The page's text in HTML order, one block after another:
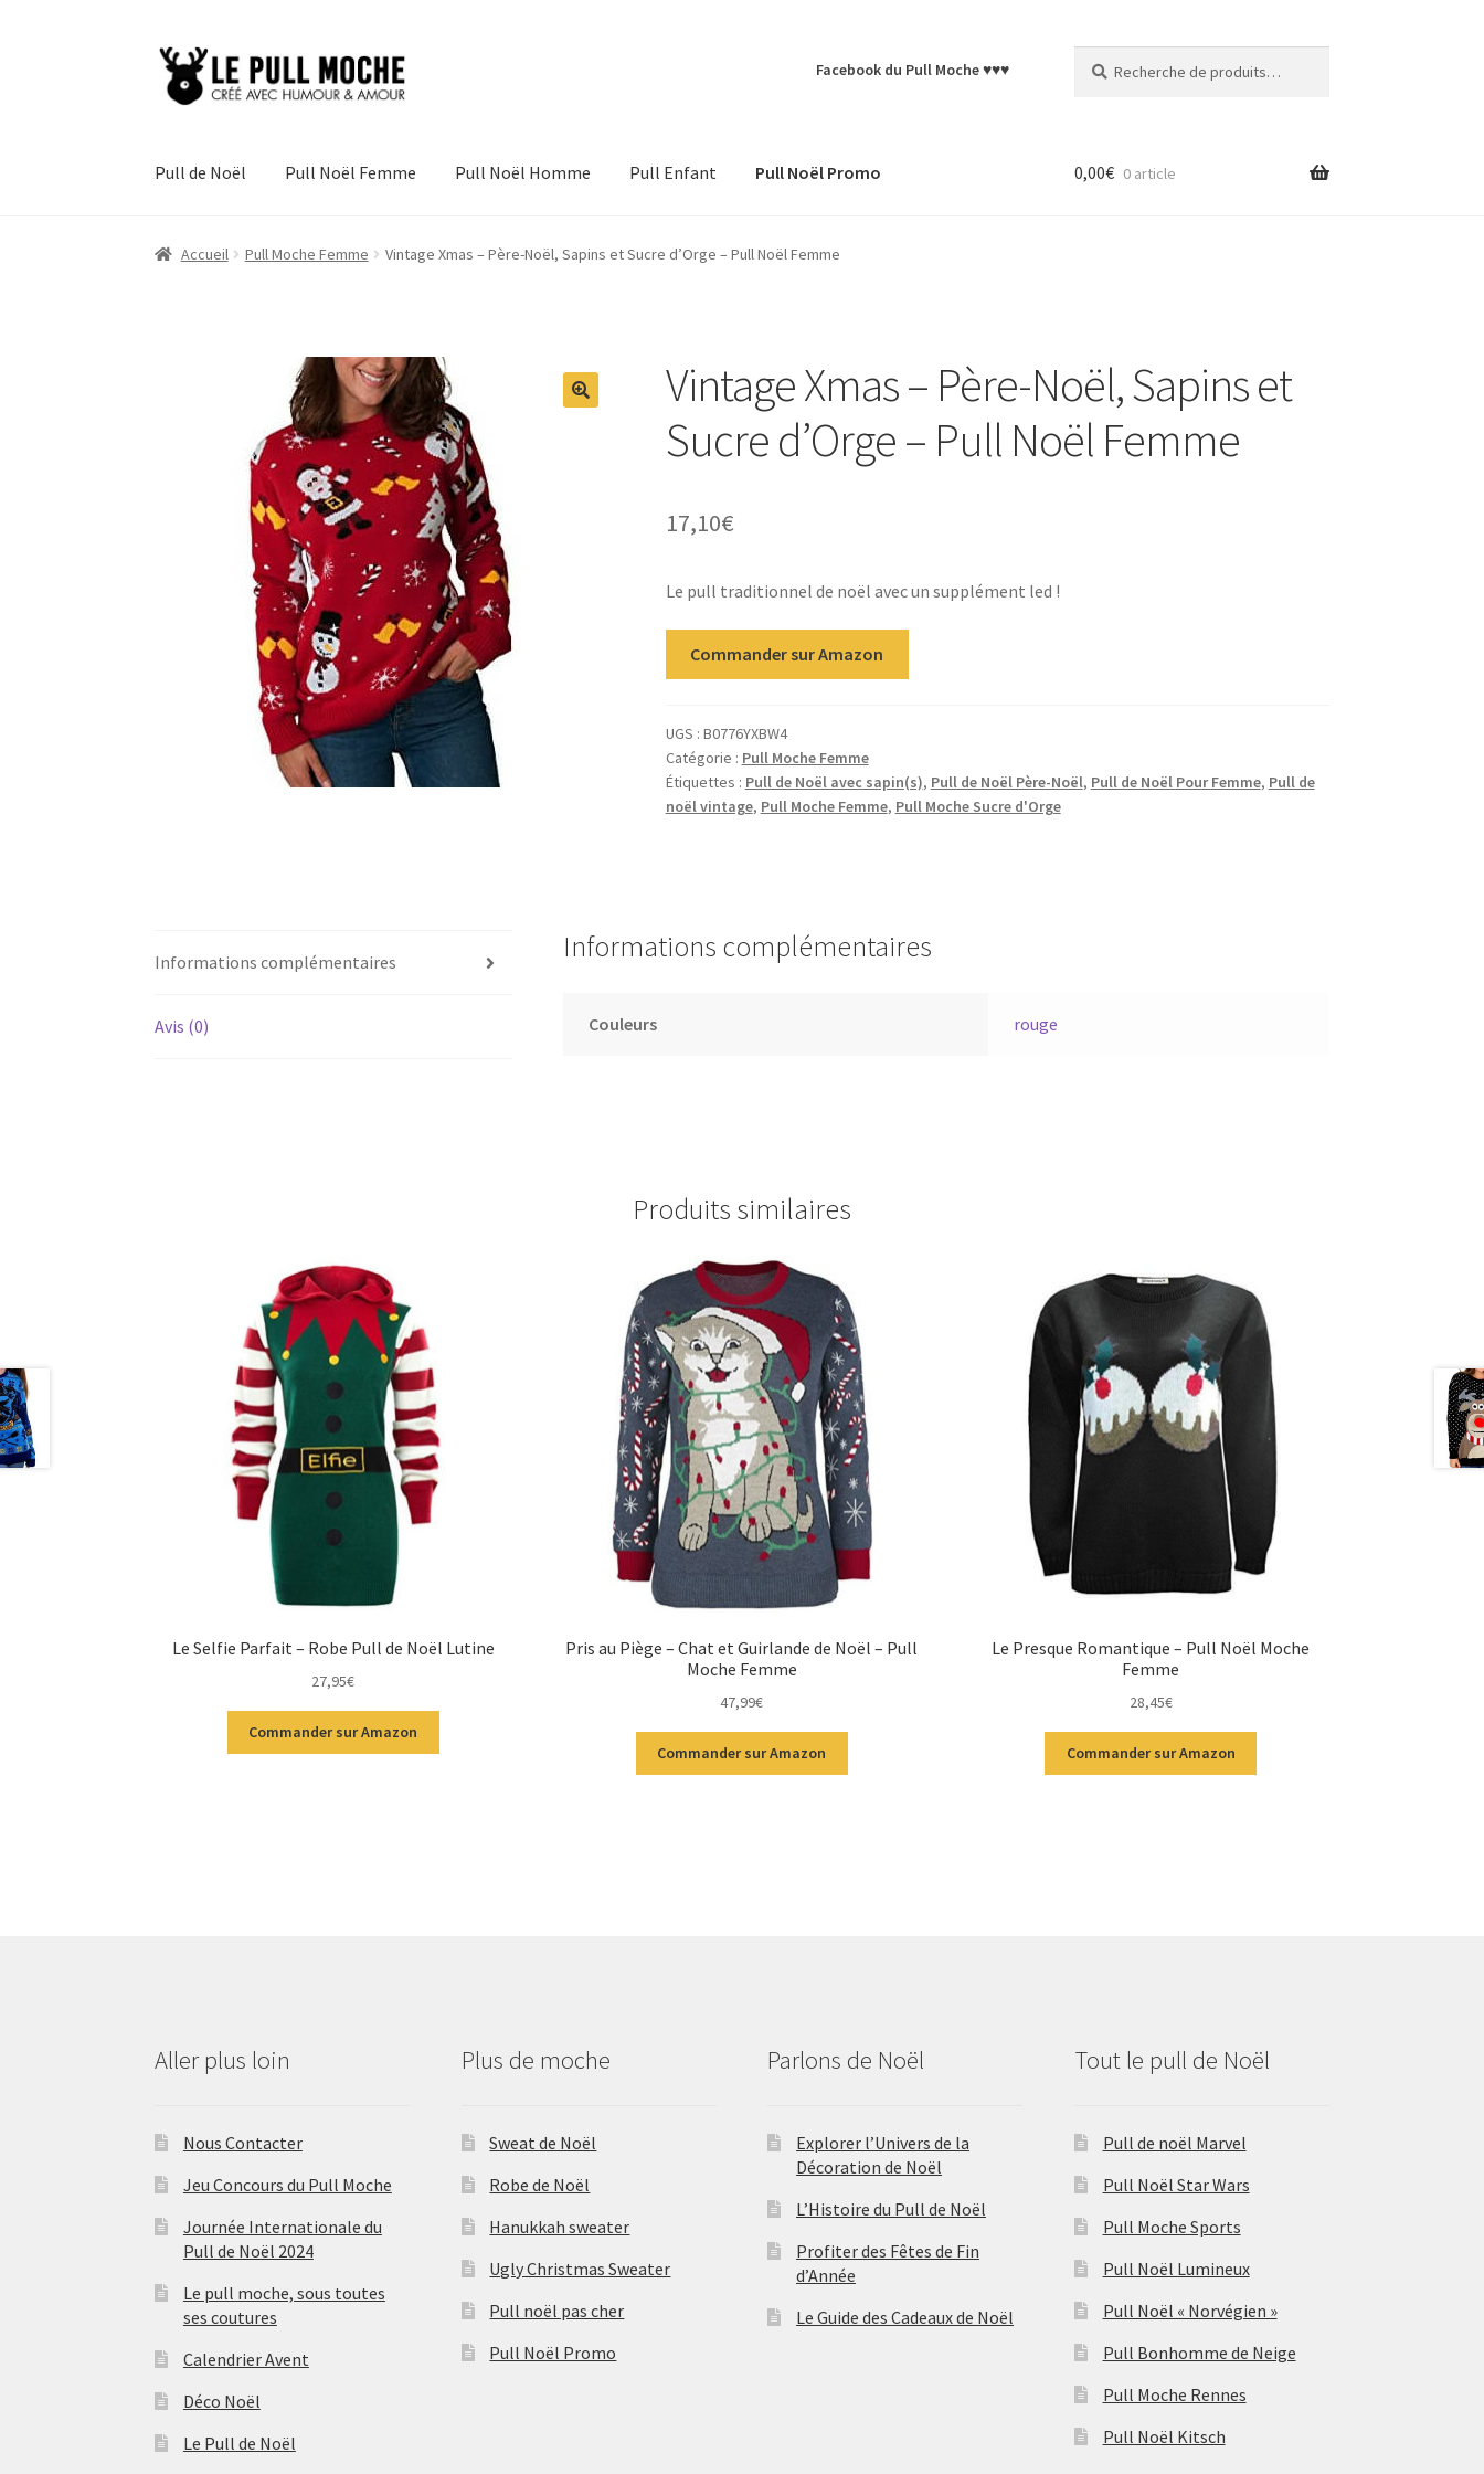
Aller
Aller
au
Facebook du Pull Moche ♥♥♥
pour :
Pull de Noël Pull Noël Femme Pull Noël Homme Pull Enfant Pull Noël Promo 0,00€ 0 article
Accueil Pull Moche Femme Vintage Xmas – Père-Noël, Sapins et Sucre d’Orge – Pull Noël Femme
Vintage Xmas – Père-Noël, Sapins et
Sucre d’Orge – Pull Noël Femme
17,10€
Le pull traditionnel de noël avec un supplément led !
Commander sur Amazon
UGS : B0776YXBW4
Catégorie : Pull Moche Femme
Étiquettes : Pull de Noël avec sapin(s), Pull de Noël Père-Noël, Pull de Noël Pour Femme, Pull de
noël vintage, Pull Moche Femme, Pull Moche Sucre d'Orge
Informations complémentaires
Avis (0)
Informations complémentaires
Couleurs rouge
Produits similaires
Le Selfie Parfait – Robe Pull de Noël Lutine
27,95€
Commander sur Amazon
Pris au Piège – Chat et Guirlande de Noël – Pull
Moche Femme
47,99€
Commander sur Amazon
Le Presque Romantique – Pull Noël Moche
Femme
28,45€
Commander sur Amazon
Aller plus loin
Nous Contacter
Jeu Concours du Pull Moche
Journée Internationale du
Pull de Noël 2024
Le pull moche, sous toutes
ses coutures
Calendrier Avent
Déco Noël
Le Pull de Noël
Plus de moche
Sweat de Noël
Robe de Noël
Hanukkah sweater
Ugly Christmas Sweater
Pull noël pas cher
Pull Noël Promo
Parlons de Noël
Explorer l’Univers de la
Décoration de Noël
L’Histoire du Pull de Noël
Profiter des Fêtes de Fin
d’Année
Le Guide des Cadeaux de Noël
Tout le pull de Noël
Pull de noël Marvel
Pull Noël Star Wars
Pull Moche Sports
Pull Noël Lumineux
Pull Noël « Norvégien »
Pull Bonhomme de Neige
Pull Moche Rennes
Pull Noël Kitsch